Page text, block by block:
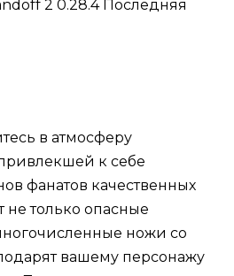
в атмосферу
к себе
фанатов качественных
не только опасные
ножи со
вашему персонажу